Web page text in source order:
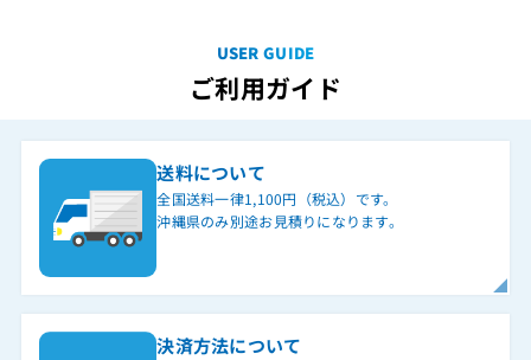
USER GUIDE
ご利用ガイド
送料について
全国送料一律1,100円（税込）です。
沖縄県のみ別途お見積りになります。
決済方法について